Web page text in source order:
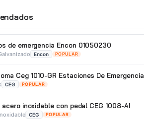
de emergencia Encon 01050230
Encon POPULAR
Ceg 1010-GR Estaciones De Emergencia
CEG POPULAR
inoxidable con pedal CEG 1008-AI
CEG POPULAR